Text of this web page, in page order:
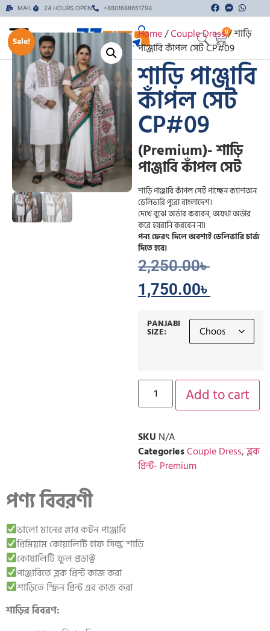
MAIL 24 HOURS OPEN +8801688651794
0
Sale!
Home/Couple Dress/ শাড়ি
পাঞ্জাবি কাঁপল সেট CP#09
শাড়ি পাঞ্জাবি
কাঁপল সেট
CP#09
(Premium)- শাড়ি
পাঞ্জাবি কাঁপল সেট
শাড়ি পাঞ্জাবি কাঁপল সেট পাচ্ছেন ক্যাশঅন
ডেলিভারি পুরো বাংলাদেশ।
দেখে বুঝে অর্ডার করবেন, অযথা অর্ডার
করে হয়রানি করবেন না।
পন্য ফেরৎ দিলে অবশ্যই ডেলিভারি চার্জ
দিতে হবে।
2,250.00৳
1,750.00৳
PANJABI
SIZE:
Add to cart
SKU N/A
CategoriesCouple Dress,ব্লক
প্রিন্ট- Premium
পণ্য বিবরণী
ভালো মানের স্লাব কটন পাঞ্জাবি
প্রিমিয়াম কোয়ালিটি হাফ সিল্ক শাড়ি
কোয়ালিটি ফুল প্রডাক্ট
পাঞ্জাবিতে ব্লক প্রিন্ট কাজ করা
শাড়িতে স্ক্রিন প্রিন্ট এর কাজ করা
শাড়ির বিবরণ: